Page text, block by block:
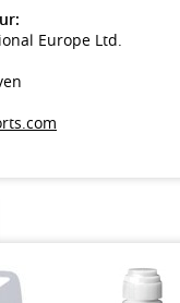
Europe Ltd.